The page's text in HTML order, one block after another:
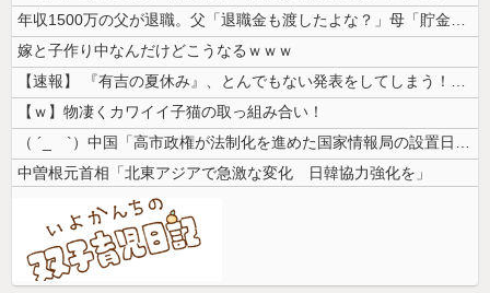
年収1500万の父が退職。父「退職金も渡したよな？」母「貯金なんてない...
嫁と子作り中なんだけどこうなるｗｗｗ
【速報】 『有吉の夏休み』、とんでもない発表をしてしまう！！！！！
【ｗ】物凄くカワイイ子猫の取っ組み合い！
（ ´_ゝ`）中国「高市政権が法制化を進めた国家情報局の設置日が7月3...
中曽根元首相「北東アジアで急激な変化 日韓協力強化を」